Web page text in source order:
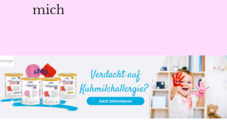
mich
Anzeige